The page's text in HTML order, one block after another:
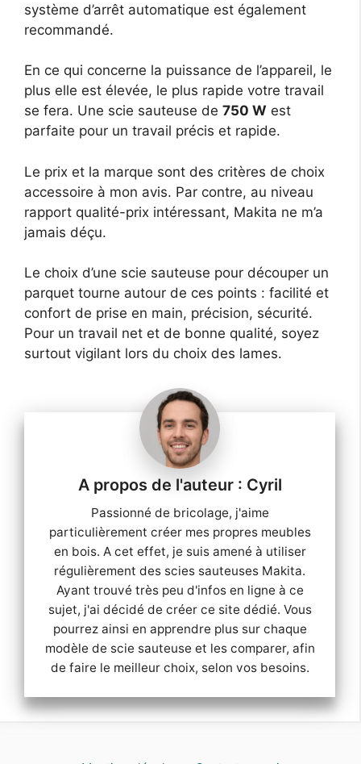
système d’arrêt automatique est également
recommandé.
En ce qui concerne la puissance de l’appareil, le
plus elle est élevée, le plus rapide votre travail
se fera. Une scie sauteuse de 750 W est
parfaite pour un travail précis et rapide.
Le prix et la marque sont des critères de choix
accessoire à mon avis. Par contre, au niveau
rapport qualité-prix intéressant, Makita ne m’a
jamais déçu.
Le choix d’une scie sauteuse pour découper un
parquet tourne autour de ces points : facilité et
confort de prise en main, précision, sécurité.
Pour un travail net et de bonne qualité, soyez
surtout vigilant lors du choix des lames.
Cyril
Passionné de bricolage, j'aime
particulièrement créer mes propres meubles
en bois. A cet effet, je suis amené à utiliser
régulièrement des scies sauteuses Makita.
Ayant trouvé très peu d'infos en ligne à ce
sujet, j'ai décidé de créer ce site dédié. Vous
pourrez ainsi en apprendre plus sur chaque
modèle de scie sauteuse et les comparer, afin
de faire le meilleur choix, selon vos besoins.